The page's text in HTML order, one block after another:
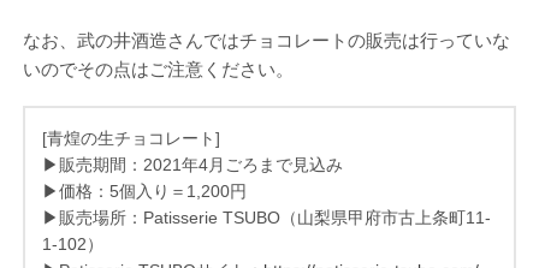
なお、武の井酒造さんではチョコレートの販売は行っていな
いのでその点はご注意ください。
[青煌の生チョコレート]
▶販売期間：2021年4月ごろまで見込み
▶価格：5個入り＝1,200円
▶販売場所：Patisserie TSUBO（山梨県甲府市古上条町11-
1-102）